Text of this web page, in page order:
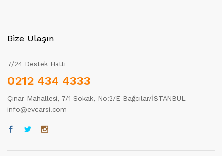
Bize Ulaşın
7/24 Destek Hattı
0212 434 4333
Çınar Mahallesi, 7/1 Sokak, No:2/E Bağcılar/İSTANBUL
info@evcarsi.com